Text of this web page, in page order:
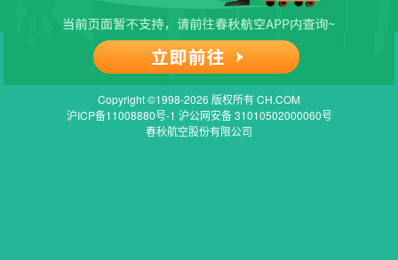
Copyright ©1998-2026 版权所有 CH.COM
沪ICP备11008880号-1 沪公网安备 31010502000060号
春秋航空股份有限公司